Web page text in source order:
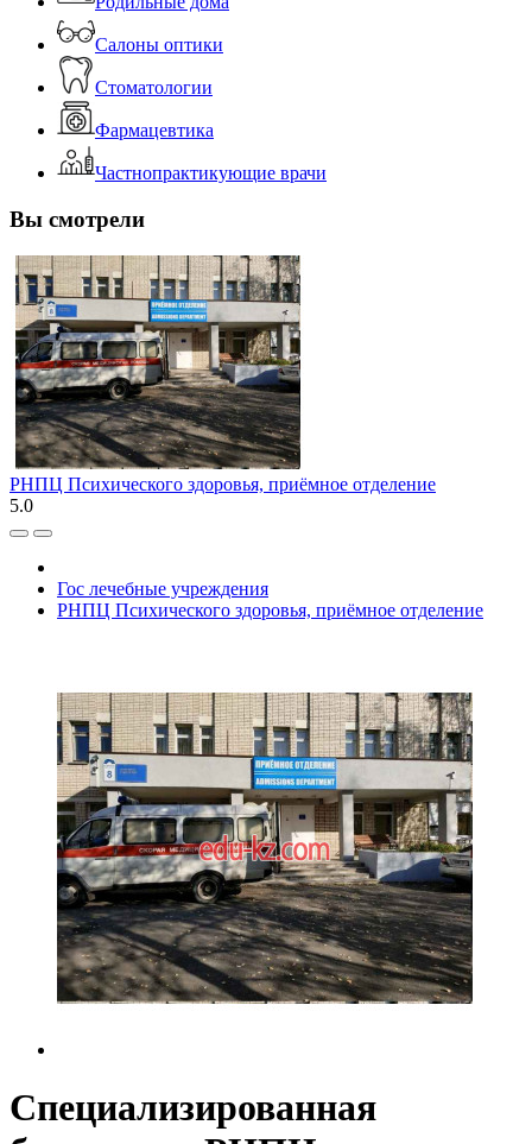
Салоны оптики
Стоматологии
Фармацевтика
Частнопрактикующие врачи
Вы смотрели
РНПЦ Психического здоровья, приёмное отделение
5.0
Гос лечебные учреждения
РНПЦ Психического здоровья, приёмное отделение
Специализированная